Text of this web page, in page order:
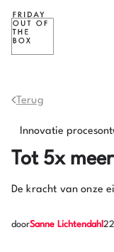
Terug
Innovatie
Tot 5x
De kracht van onze
doorSanne Lichtendahl